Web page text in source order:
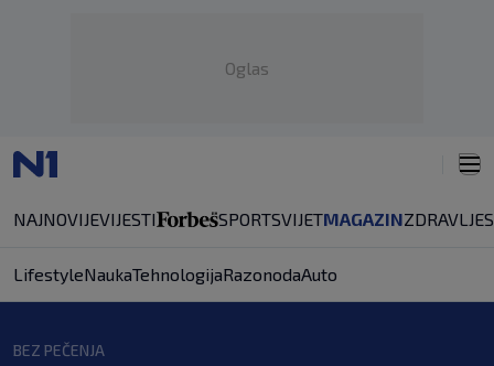
Oglas
NAJNOVIJEVIJESTI SPORTSVIJETMAGAZINZDRAVLJE
LifestyleNaukaTehnologijaRazonodaAuto
BEZ PEČENJA